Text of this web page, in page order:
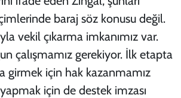
baraj söz konusu değil.
vekil çıkarma imkanımız var.
çalışmamız gerekiyor. İlk etapta
girmek için hak kazanmamız
için de destek imzası